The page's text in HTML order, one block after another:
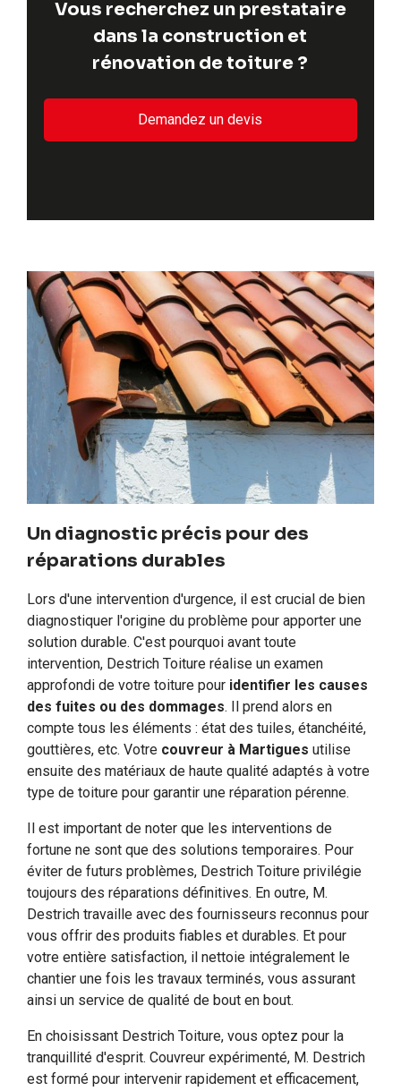
Vous recherchez un prestataire
dans la construction et
rénovation de toiture ?
Demandez un devis
Un diagnostic précis pour des
réparations durables
Lors d'une intervention d'urgence, il est crucial de bien
diagnostiquer l'origine du problème pour apporter une
solution durable. C'est pourquoi avant toute
intervention, Destrich Toiture réalise un examen
approfondi de votre toiture pour identifier les causes
des fuites ou des dommages. Il prend alors en
compte tous les éléments : état des tuiles, étanchéité,
gouttières, etc. Votre couvreur à Martigues utilise
ensuite des matériaux de haute qualité adaptés à votre
type de toiture pour garantir une réparation pérenne.
Il est important de noter que les interventions de
fortune ne sont que des solutions temporaires. Pour
éviter de futurs problèmes, Destrich Toiture privilégie
toujours des réparations définitives. En outre, M.
Destrich travaille avec des fournisseurs reconnus pour
vous offrir des produits fiables et durables. Et pour
votre entière satisfaction, il nettoie intégralement le
chantier une fois les travaux terminés, vous assurant
ainsi un service de qualité de bout en bout.
En choisissant Destrich Toiture, vous optez pour la
tranquillité d'esprit. Couvreur expérimenté, M. Destrich
est formé pour intervenir rapidement et efficacement,